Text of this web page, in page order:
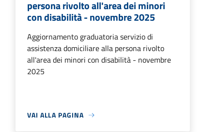
persona rivolto all'area dei minori
con disabilità - novembre 2025
Aggiornamento graduatoria servizio di
assistenza domiciliare alla persona rivolto
all'area dei minori con disabilità - novembre
2025
VAI ALLA PAGINA